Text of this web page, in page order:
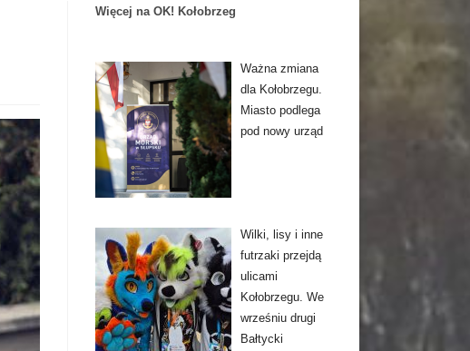
Więcej na OK! Kołobrzeg
Ważna zmiana
dla Kołobrzegu.
Miasto podlega
pod nowy urząd
Wilki, lisy i inne
futrzaki przejdą
ulicami
Kołobrzegu. We
wrześniu drugi
Bałtycki